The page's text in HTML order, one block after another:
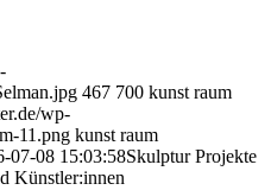
467 700 kunst raum
wp-
11.png kunst raum
07-08 15:03:58Skulptur Projekte
Künstler:innen